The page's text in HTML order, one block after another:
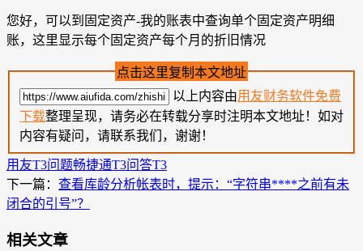
您好，可以到固定资产-我的账表中查询单个固定资产明细
账，这里显示每个固定资产每个月的折旧情况
点击这里复制本文地址
以上内容由用友财务软件免费
下载整理呈现，请务必在转载分享时注明本文地址！如对
内容有疑问，请联系我们，谢谢！
用友T3问题畅捷通T3问答T3
下一篇： 查看库龄分析帐表时，提示：“字符串****之前有未
闭合的引号”？
相关文章